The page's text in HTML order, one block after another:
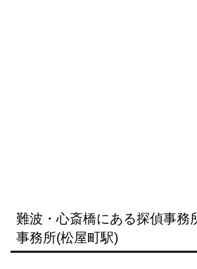
難波・心斎橋にある探偵事務
事務所(松屋町駅)